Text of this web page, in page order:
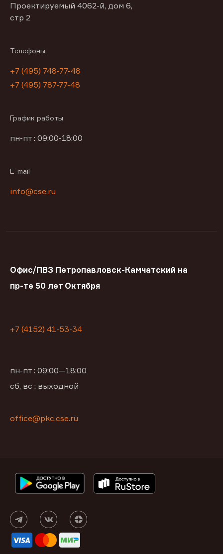
Проектируемый 4062-й, дом 6,
стр 2
Телефоны
+7 (495) 748-77-48
+7 (495) 787-77-48
График работы
пн-пт : 09:00-18:00
E-mail
info@cse.ru
Офис/ПВЗ Петропавловск-Камчатский на
пр-те 50 лет Октября
+7 (4152) 41-53-34
пн-пт : 09:00—18:00
сб, вс : выходной
office@pkc.cse.ru